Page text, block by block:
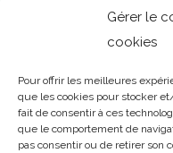
Gérer le
cookies
Pour offrir les meilleures
que les cookies pour stocker
fait de consentir à ces
que le comportement de
pas consentir ou de retirer son
1